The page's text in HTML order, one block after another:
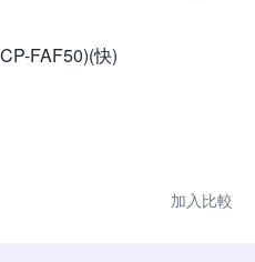
FAF50)(快)
加入比較